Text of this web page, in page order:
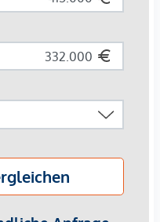
mittels
und 1. Dachgeschoss
in Eiche